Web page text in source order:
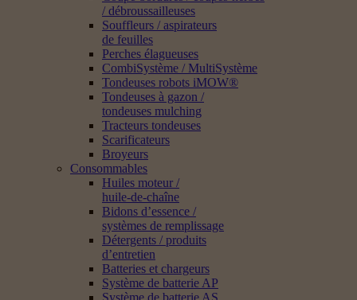
/ débroussailleuses
Souffleurs / aspirateurs
de feuilles
Perches élagueuses
CombiSystème / MultiSystème
Tondeuses robots iMOW®
Tondeuses à gazon /
tondeuses mulching
Tracteurs tondeuses
Scarificateurs
Broyeurs
Consommables
Huiles moteur /
huile-de-chaîne
Bidons d’essence /
systèmes de remplissage
Détergents / produits
d’entretien
Batteries et chargeurs
Système de batterie AP
Système de batterie AS